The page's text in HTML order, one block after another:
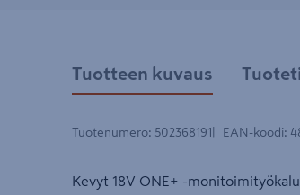
Tuotteen kuvaus
Tuotenumero: 502368191 EAN-koodi:
Kevyt 18V ONE+ -